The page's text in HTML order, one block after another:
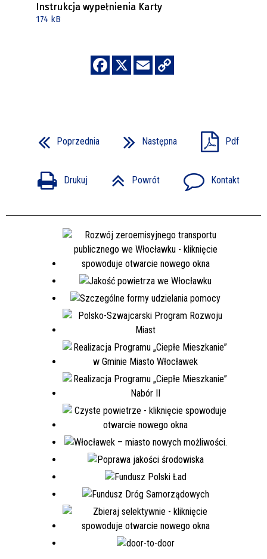
Instrukcja wypełnienia Karty
174 kB
Poprzednia Następna Pdf
Drukuj Powrót Kontakt